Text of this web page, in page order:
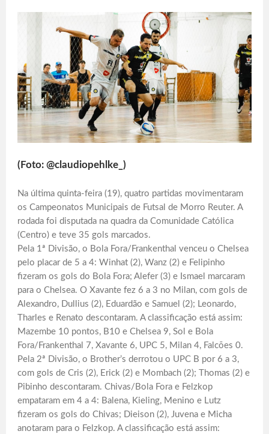
(Foto: @claudiopehlke_)
Na última quinta-feira (19), quatro partidas movimentaram
os Campeonatos Municipais de Futsal de Morro Reuter. A
rodada foi disputada na quadra da Comunidade Católica
(Centro) e teve 35 gols marcados.
Pela 1ª Divisão, o Bola Fora/Frankenthal venceu o Chelsea
pelo placar de 5 a 4: Winhat (2), Wanz (2) e Felipinho
fizeram os gols do Bola Fora; Alefer (3) e Ismael marcaram
para o Chelsea. O Xavante fez 6 a 3 no Milan, com gols de
Alexandro, Dullius (2), Eduardão e Samuel (2); Leonardo,
Tharles e Renato descontaram. A classificação está assim:
Mazembe 10 pontos, B10 e Chelsea 9, Sol e Bola
Fora/Frankenthal 7, Xavante 6, UPC 5, Milan 4, Falcões 0.
Pela 2ª Divisão, o Brother’s derrotou o UPC B por 6 a 3,
com gols de Cris (2), Erick (2) e Mombach (2); Thomas (2) e
Pibinho descontaram. Chivas/Bola Fora e Felzkop
empataram em 4 a 4: Balena, Kieling, Menino e Lutz
fizeram os gols do Chivas; Dieison (2), Juvena e Micha
anotaram para o Felzkop. A classificação está assim: